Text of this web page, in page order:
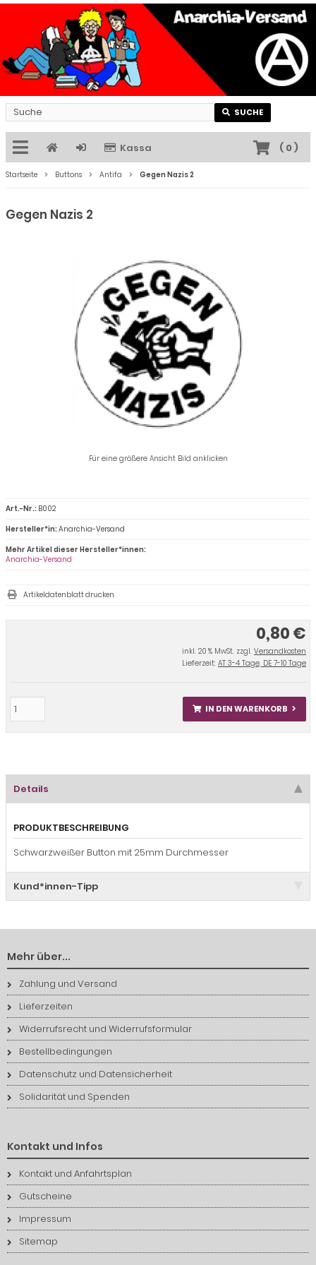
SUCHE
Kassa ( 0)
Startseite Buttons Antifa Gegen Nazis 2
Gegen Nazis 2
Für eine größere Ansicht Bild anklicken
0,80 €
inkl. 20 % MwSt. zzgl. Versandkosten
Lieferzeit: AT 3-4 Tage, DE 7-10 Tage
IN DEN WARENKORB
Art.-Nr.: B002
Hersteller*in:Anarchia-Versand
Mehr Artikel dieser Hersteller*innen:
Anarchia-Versand
Artikeldatenblatt drucken
Details
PRODUKTBESCHREIBUNG
Schwarzweißer Button mit 25mm Durchmesser
Kund*innen-Tipp
Mehr über...
Zahlung und Versand
Lieferzeiten
Widerrufsrecht und Widerrufsformular
Bestellbedingungen
Datenschutz und Datensicherheit
Solidarität und Spenden
Kontakt und Infos
Kontakt und Anfahrtsplan
Gutscheine
Impressum
Sitemap